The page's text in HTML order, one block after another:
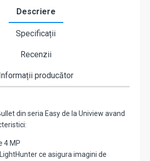
Descriere
Specificații
Recenzii
Informații producător
din seria Easy de la Uniview avand
4 MP
ce asigura imagini de